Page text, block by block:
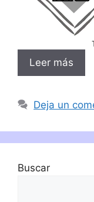
Leer más
Deja un
Buscar